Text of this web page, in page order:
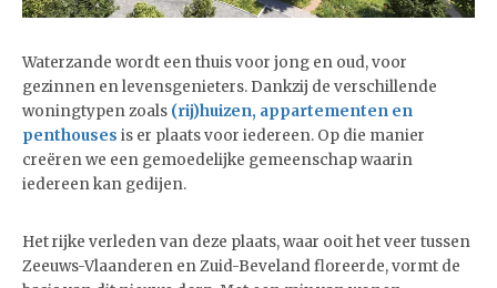
Waterzande wordt een thuis voor jong en oud, voor
gezinnen en levensgenieters. Dankzij de verschillende
woningtypen zoals (rij)huizen, appartementen en
penthouses is er plaats voor iedereen. Op die manier
creëren we een gemoedelijke gemeenschap waarin
iedereen kan gedijen.
Het rijke verleden van deze plaats, waar ooit het veer tussen
Zeeuws-Vlaanderen en Zuid-Beveland floreerde, vormt de